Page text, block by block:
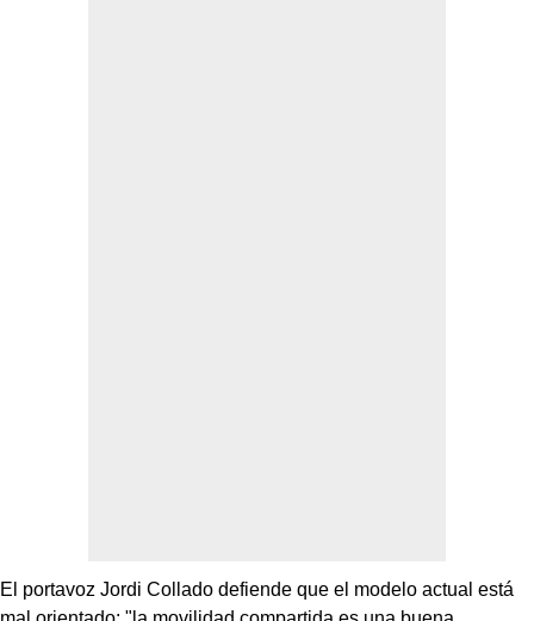
El portavoz Jordi Collado defiende que el modelo actual está